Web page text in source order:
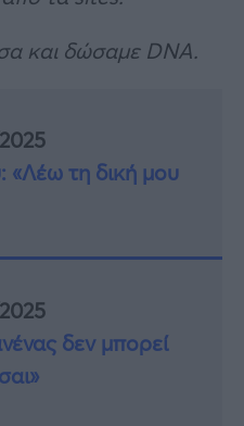
και δώσαμε DNA.
τη δική μου
δεν μπορεί